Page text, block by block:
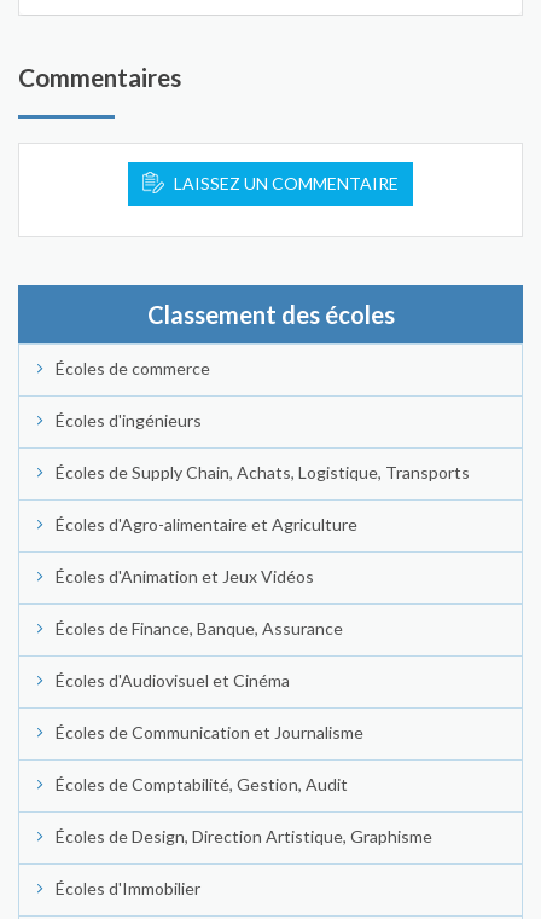
Commentaires
LAISSEZ UN COMMENTAIRE
Classement des écoles
Écoles de commerce
Écoles d'ingénieurs
Écoles de Supply Chain, Achats, Logistique, Transports
Écoles d'Agro-alimentaire et Agriculture
Écoles d'Animation et Jeux Vidéos
Écoles de Finance, Banque, Assurance
Écoles d'Audiovisuel et Cinéma
Écoles de Communication et Journalisme
Écoles de Comptabilité, Gestion, Audit
Écoles de Design, Direction Artistique, Graphisme
Écoles d'Immobilier